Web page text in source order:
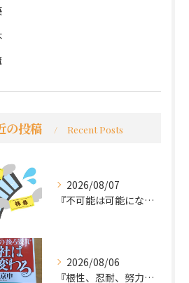
の投稿 Recent Posts
2026/08/07
『不可能は可能になる』
2026/08/06
『根性、忍耐、努力という言葉は死語なのか』